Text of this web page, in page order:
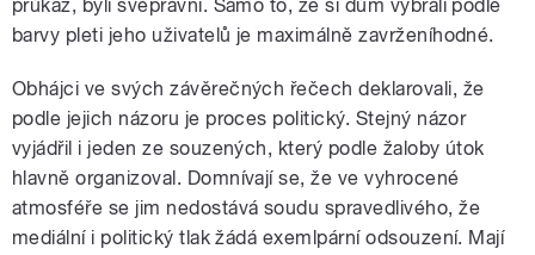
průkaz, byli svéprávní. Samo to, že si dům vybrali podle
barvy pleti jeho uživatelů je maximálně zavrženíhodné.
Obhájci ve svých závěrečných řečech deklarovali, že
podle jejich názoru je proces politický. Stejný názor
vyjádřil i jeden ze souzených, který podle žaloby útok
hlavně organizoval. Domnívají se, že ve vyhrocené
atmosféře se jim nedostává soudu spravedlivého, že
mediální i politický tlak žádá exemlpární odsouzení. Mají